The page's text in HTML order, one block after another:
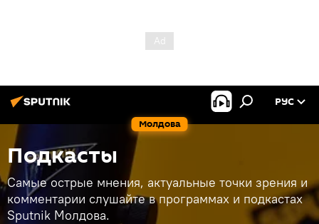
Молдова
РУС
Подкасты
Самые острые мнения, актуальные точки зрения и
комментарии слушайте в программах и подкастах
Sputnik Молдова.